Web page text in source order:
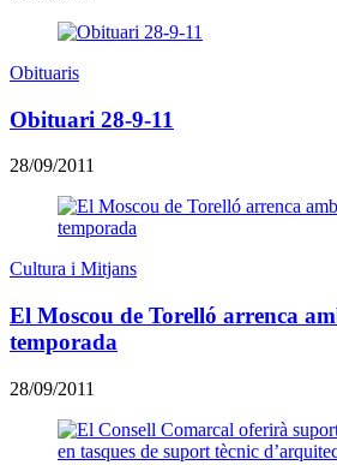
Obituaris
Obituari 28-9-11
28/09/2011
Cultura i Mitjans
El Moscou de Torelló arrenca
temporada
28/09/2011